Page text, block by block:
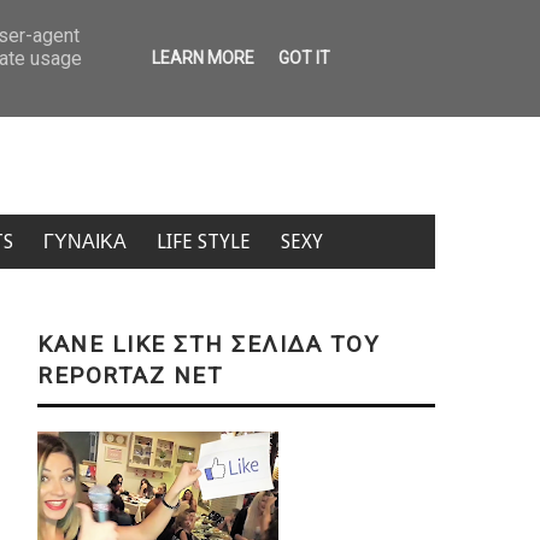
Η απαντηση της ΕΛ.ΑΣ. στην ΠΟΕΔΗΝ για τις 8 υποθέσεις βιασμών
ΓΥΝΑΙΚΑ LIFE STYLE SEXY
KANE LIKE ΣΤΗ ΣΕΛΙΔΑ ΤΟΥ
REPORTAZ NET
agent
usage
LEARN MORE GOT IT